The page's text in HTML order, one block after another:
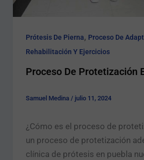
Prótesis De Pierna, Proceso De
Rehabilitación Y Ejercicios
Proceso De Protetización
Samuel Medina / julio 11, 2024
¿Cómo es el proceso de
un proceso de protetización
clínica de prótesis en puebla